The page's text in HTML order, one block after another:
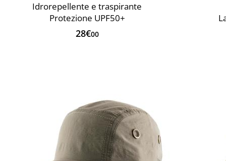
Idrorepellente e traspirante
Protezione UPF50+
28€00